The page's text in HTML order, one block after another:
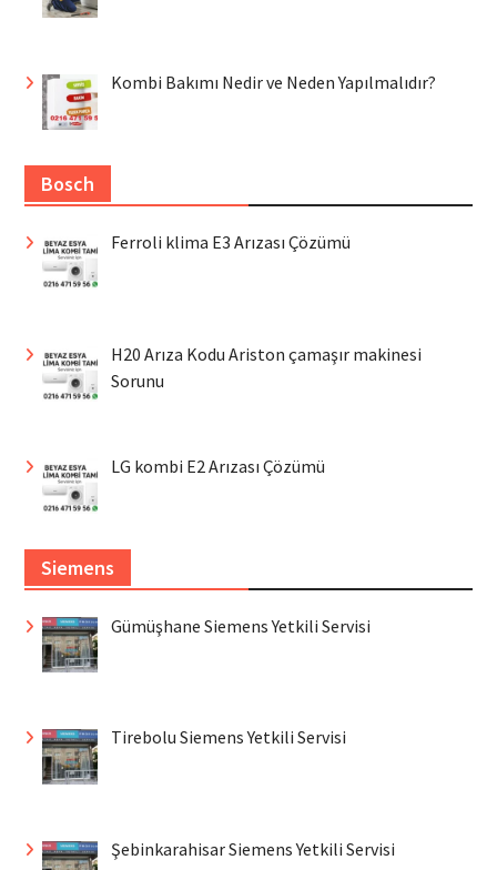
Kombi Bakımı Nedir ve Neden Yapılmalıdır?
Bosch
Ferroli klima E3 Arızası Çözümü
H20 Arıza Kodu Ariston çamaşır makinesi
Sorunu
LG kombi E2 Arızası Çözümü
Siemens
Gümüşhane Siemens Yetkili Servisi
Tirebolu Siemens Yetkili Servisi
Şebinkarahisar Siemens Yetkili Servisi